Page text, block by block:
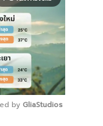
by GliaStudios